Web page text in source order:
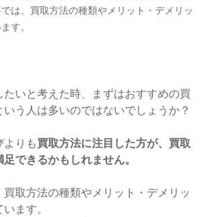
は、買取方法の種類やメリット・デメリッ
す。
いと考えた時、まずはおすすめの買
う人は多いのではないでしょうか？
よりも買取方法に注目した方が、買取
できるかもしれません。
取方法の種類やメリット・デメリッ
ます。